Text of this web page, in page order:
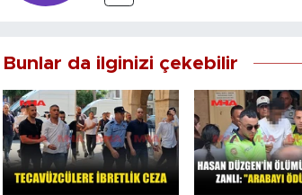
Bunlar da ilginizi çekebilir